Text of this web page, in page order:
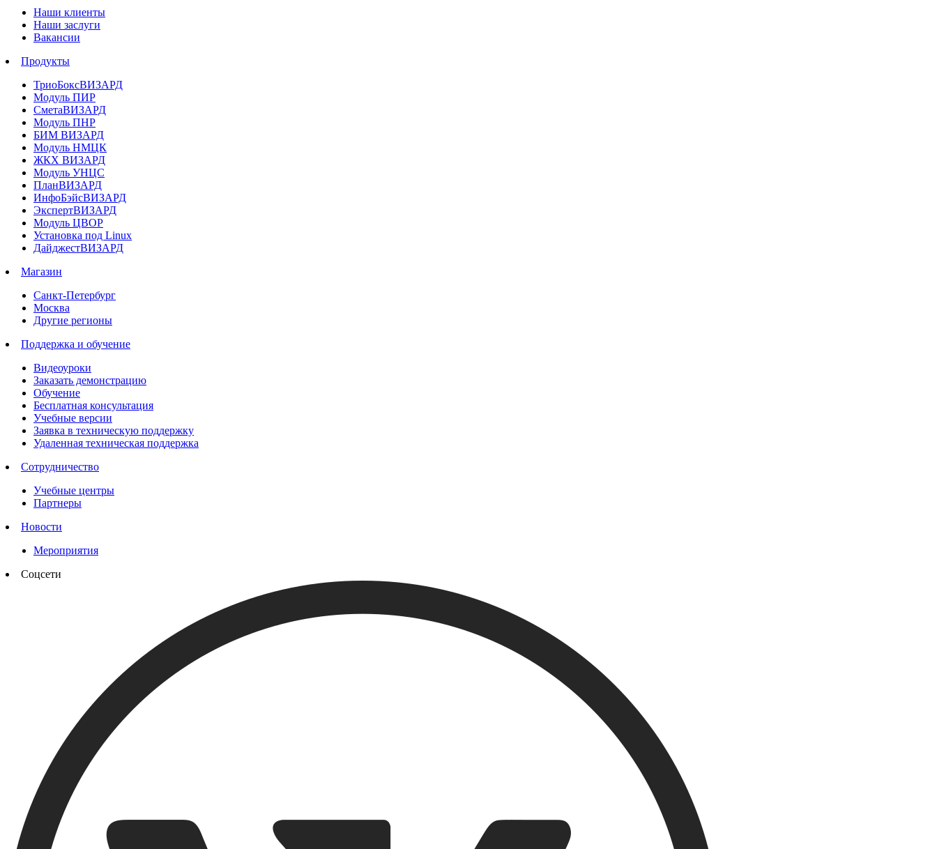
Наши клиенты
Наши заслуги
Вакансии
Продукты
ТриоБоксВИЗАРД
Модуль ПИР
СметаВИЗАРД
Модуль ПНР
БИМ ВИЗАРД
Модуль НМЦК
ЖКХ ВИЗАРД
Модуль УНЦС
ПланВИЗАРД
ИнфоБэйсВИЗАРД
ЭкспертВИЗАРД
Модуль ЦВОР
Установка под Linux
ДайджестВИЗАРД
Магазин
Санкт-Петербург
Москва
Другие регионы
Поддержка и обучение
Видеоуроки
Заказать демонстрацию
Обучение
Бесплатная консультация
Учебные версии
Заявка в техническую поддержку
Удаленная техническая поддержка
Сотрудничество
Учебные центры
Партнеры
Новости
Мероприятия
Соцсети